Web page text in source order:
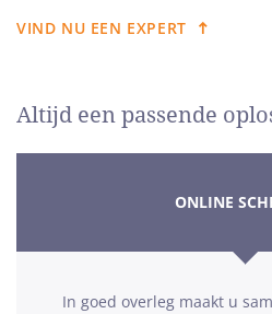
VIND NU EEN EXPERT
Altijd een passende
ONLINE
In goed overleg maakt u